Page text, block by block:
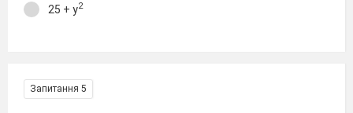
25 + y2
Запитання 5